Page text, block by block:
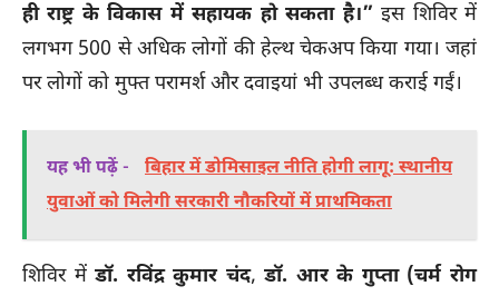
ही राष्ट्र के विकास में सहायक हो सकता है।” इस शिविर में
लगभग 500 से अधिक लोगों की हेल्थ चेकअप किया गया। जहां
पर लोगों को मुफ्त परामर्श और दवाइयां भी उपलब्ध कराई गईं।
यह भी पढ़ें -
बिहार में डोमिसाइल नीति होगी लागू: स्थानीय
युवाओं को मिलेगी सरकारी नौकरियों में प्राथमिकता
शिविर मेंडॉ. रविंद्र कुमार चंद,डॉ. आर के गुप्ता (चर्म रोग